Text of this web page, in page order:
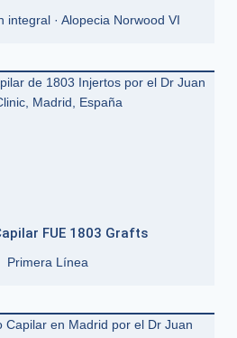
integral · Alopecia Norwood VI
FUE 1803 Grafts
Primera Línea